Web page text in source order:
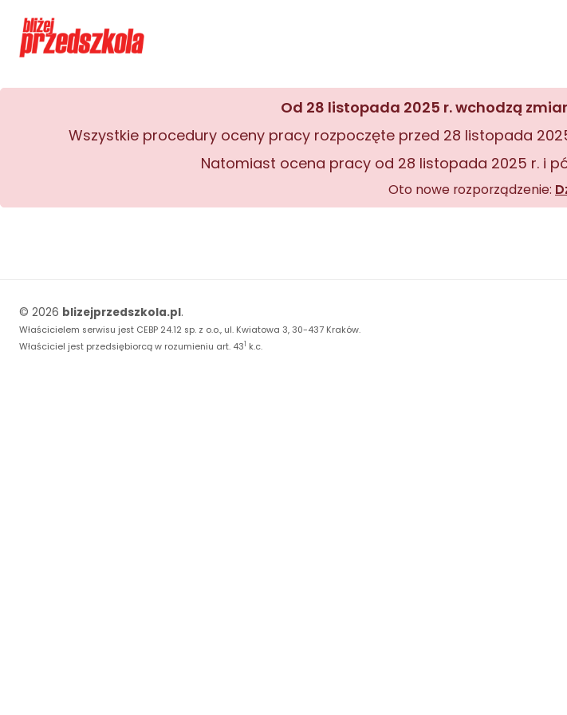
Od 28 listopada 2025 r. wchodzą
Wszystkie procedury oceny pracy rozpoczęte przed 28 listopada
Natomiast ocena pracy od 28 listopada 2025 r. i
Oto nowe rozporządzenie:
© 2026 blizejprzedszkola.pl.
Właścicielem serwisu jest CEBP 24.12 sp. z o.o., ul. Kwiatowa 3, 30-437 Kraków.
Właściciel jest przedsiębiorcą w rozumieniu art. 431 k.c.